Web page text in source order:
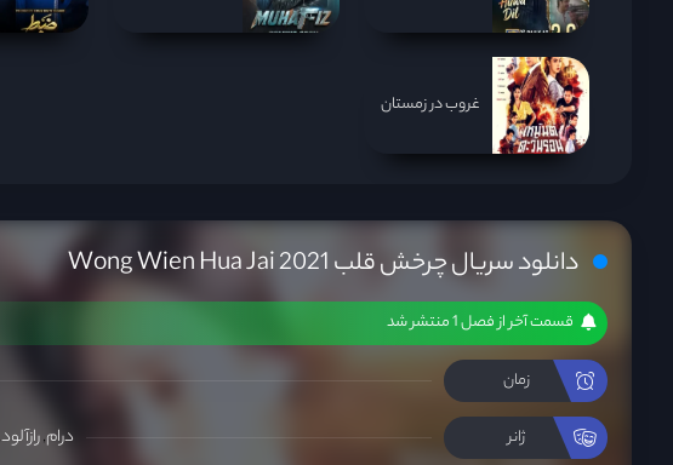
غروب در زمستان
دانلود سریال چرخش قلب Wong Wien Hua Jai 2021
قسمت آخر از فصل 1 منتشر شد
زمان
ژانر درام رازآلود